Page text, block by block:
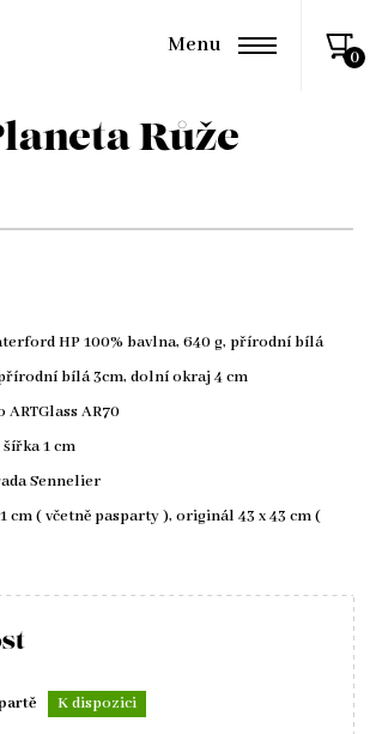
Menu
Růže
HP 100% bavlna, 640 g, přírodní bílá
bílá 3cm, dolní okraj 4 cm
AR70
1 cm
Sennelier
cm ( včetně pasparty ), originál 43 x 43 cm (
K dispozici